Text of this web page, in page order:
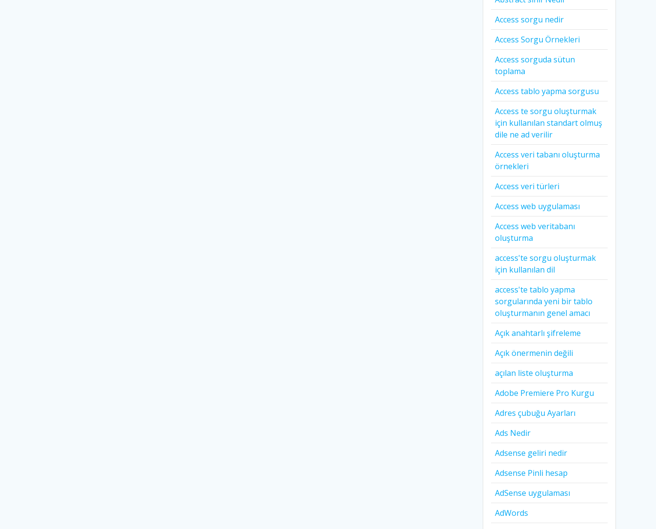
Access sorgu nedir
Access Sorgu Örnekleri
Access sorguda sütun
toplama
Access tablo yapma sorgusu
Access te sorgu oluşturmak
için kullanılan standart olmuş
dile ne ad verilir
Access veri tabanı oluşturma
örnekleri
Access veri türleri
Access web uygulaması
Access web veritabanı
oluşturma
access'te sorgu oluşturmak
için kullanılan dil
access'te tablo yapma
sorgularında yeni bir tablo
oluşturmanın genel amacı
Açık anahtarlı şifreleme
Açık önermenin değili
açılan liste oluşturma
Adobe Premiere Pro Kurgu
Adres çubuğu Ayarları
Ads Nedir
Adsense geliri nedir
Adsense Pinli hesap
AdSense uygulaması
AdWords